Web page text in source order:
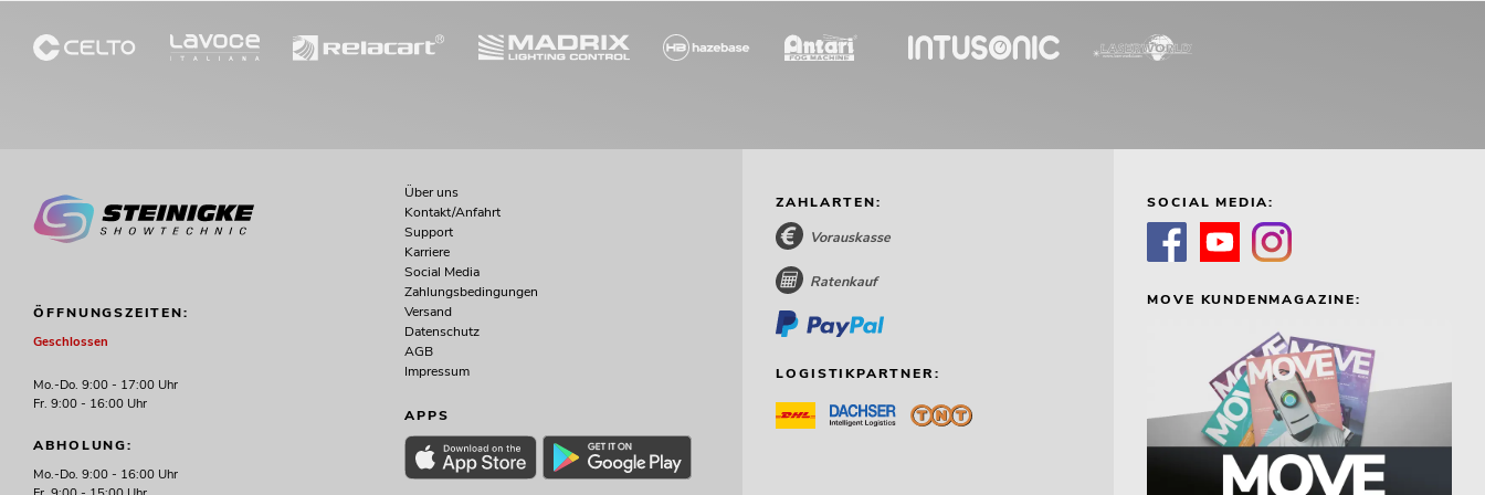
ÖFFNUNGSZEITEN:
Geschlossen
Mo.-Do. 9:00 - 17:00 Uhr
Fr. 9:00 - 16:00 Uhr
ABHOLUNG:
Mo.-Do. 9:00 - 16:00 Uhr
Über uns
Kontakt/Anfahrt
Support
Karriere
Social Media
Zahlungsbedingungen
Versand
Datenschutz
AGB
Impressum
APPS
ZAHLARTEN:
Vorauskasse
Ratenkauf
LOGISTIKPARTNER:
SOCIAL MEDIA:
MOVE KUNDENMAGAZINE: